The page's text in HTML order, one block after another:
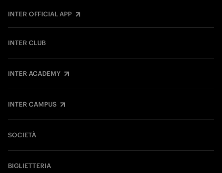
INTER OFFICIAL APP
INTER CLUB
INTER ACADEMY
INTER CAMPUS
SOCIETÀ
BIGLIETTERIA